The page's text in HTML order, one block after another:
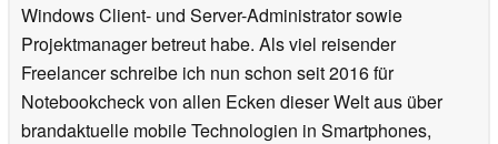
Windows Client- und Server-Administrator sowie
Projektmanager betreut habe. Als viel reisender
Freelancer schreibe ich nun schon seit 2016 für
Notebookcheck von allen Ecken dieser Welt aus über
brandaktuelle mobile Technologien in Smartphones,